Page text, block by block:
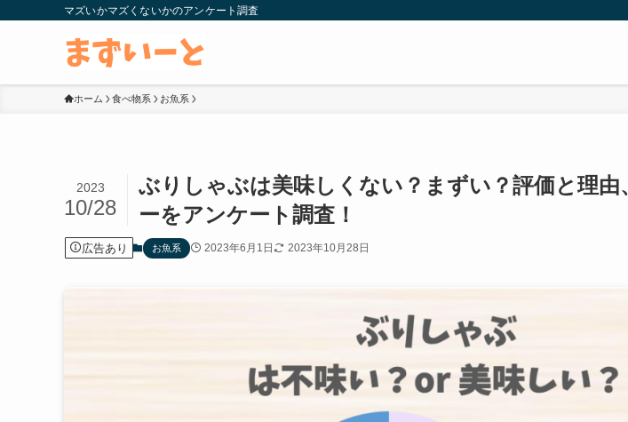
マズいかマズくないかのアンケート調査
ホーム 食べ物系 お魚系
ぶりしゃぶは美味しくない？まずい？評価と理由
ーをアンケート調査！
2023
10/28
広告あり お魚系 2023年6月1日 2023年10月28日